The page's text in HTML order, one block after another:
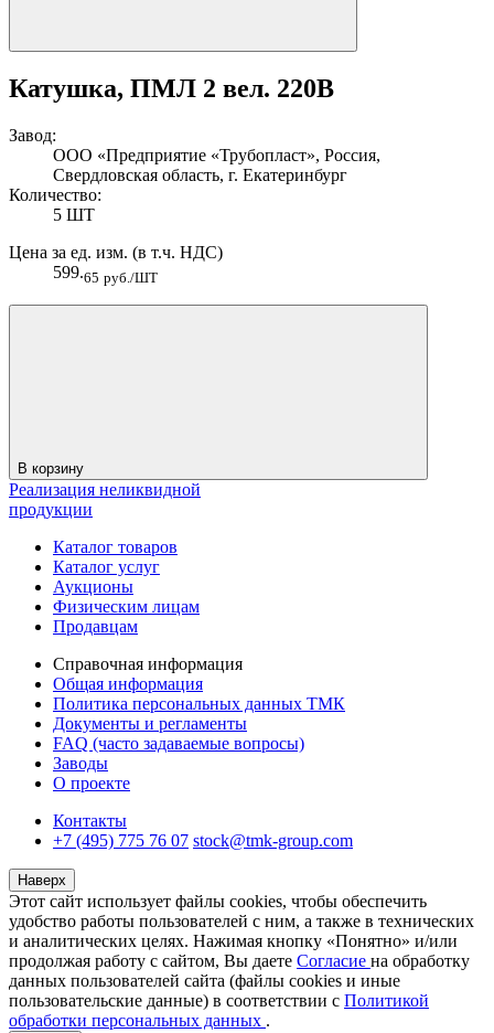
Катушка, ПМЛ 2 вел. 220В
Завод:
ООО «Предприятие «Трубопласт», Россия,
Свердловская область, г. Екатеринбург
Количество:
5 ШТ
Цена за ед. изм. (в т.ч. НДС)
599.65 руб./ШТ
В корзину
Реализация неликвидной
продукции
Каталог товаров
Каталог услуг
Аукционы
Физическим лицам
Продавцам
Справочная информация
Общая информация
Политика персональных данных ТМК
Документы и регламенты
FAQ (часто задаваемые вопросы)
Заводы
О проекте
Контакты
+7 (495) 775 76 07 stock@tmk-group.com
Наверх
Этот сайт использует файлы cookies, чтобы обеспечить
удобство работы пользователей с ним, а также в технических
и аналитических целях. Нажимая кнопку «Понятно» и/или
продолжая работу с сайтом, Вы даете Согласие на обработку
данных пользователей сайта (файлы cookies и иные
пользовательские данные) в соответствии с Политикой
обработки персональных данных .